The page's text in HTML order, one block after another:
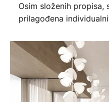
Osim složenih propisa,
prilagođena